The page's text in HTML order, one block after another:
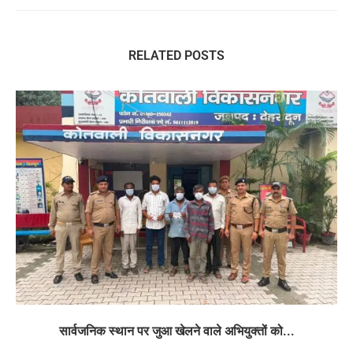
RELATED POSTS
सार्वजनिक स्थान पर जुआ खेलने वाले अभियुक्तों को...